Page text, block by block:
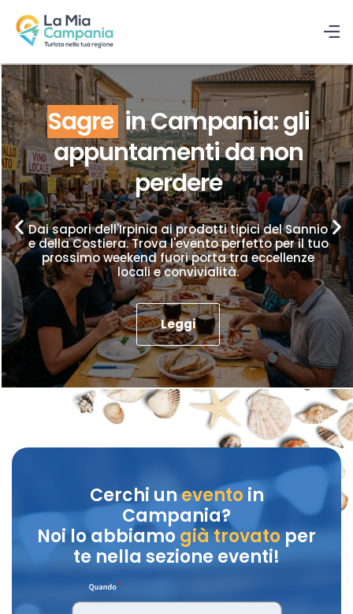
Sagre in Campania: gli
appuntamenti da non
perdere
Dai sapori dell'Irpinia ai prodotti tipici del Sannio
e della Costiera. Trova l'evento perfetto per il tuo
prossimo weekend fuori porta tra eccellenze
locali e convivialità.
Leggi
Cerchi unevento in
Campania?
Noi lo abbiamo già trovatoper
te nella sezione eventi!